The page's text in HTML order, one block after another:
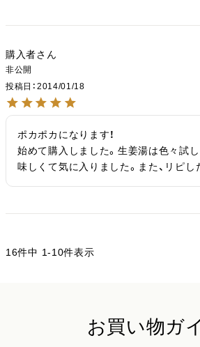
購入者
非公開
投稿日
2014/01/18
ポカポカになります！
始めて購入しました。生姜湯は色々試
味しくて気に入りました。また、リピし
16件中 1-10件表示
お買い物ガ